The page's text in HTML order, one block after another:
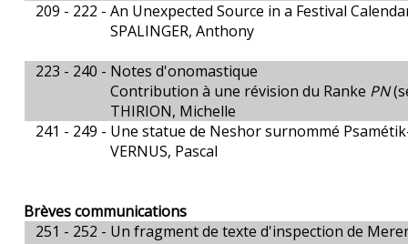
209 - 222 -An Unexpected Source in a Festival
SPALINGER, Anthony
223 - 240 - Notes d'onomastique
Contribution à une révision du Ranke PN
THIRION, Michelle
241 - 249 - Une statue de Neshor surnommé
VERNUS, Pascal
Brèves communications
251 - 252 - Un fragment de texte d'inspection de